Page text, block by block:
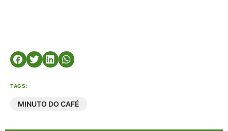
TAGS:
MINUTO DO CAFÉ